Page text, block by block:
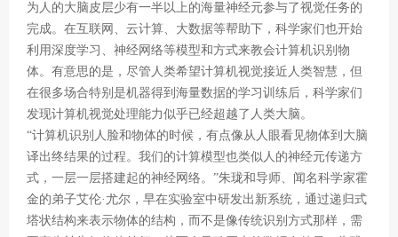
为人的大脑皮层少有一半以上的海量神经元参与了视觉任务的
完成。在互联网、云计算、大数据等帮助下，科学家们也开始
利用深度学习、神经网络等模型和方式来教会计算机识别物
体。有意思的是，尽管人类希望计算机视觉接近人类智慧，但
在很多场合特别是机器得到海量数据的学习训练后，科学家们
发现计算机视觉处理能力似乎已经超越了人类大脑。
“计算机识别人脸和物体的时候，有点像从人眼看见物体到大脑
译出终结果的过程。我们的计算模型也类似人的神经元传递方
式，一层一层搭建起的神经网络。”朱珑和导师、闻名科学家霍
金的弟子艾伦·尤尔，早在实验室中研发出新系统，通过递归式
塔状结构来表示物体的结构，而不是像传统识别方式那样，需